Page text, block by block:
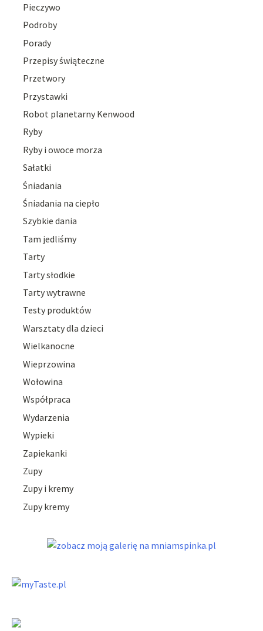
Pieczywo
Podroby
Porady
Przepisy świąteczne
Przetwory
Przystawki
Robot planetarny Kenwood
Ryby
Ryby i owoce morza
Sałatki
Śniadania
Śniadania na ciepło
Szybkie dania
Tam jedliśmy
Tarty
Tarty słodkie
Tarty wytrawne
Testy produktów
Warsztaty dla dzieci
Wielkanocne
Wieprzowina
Wołowina
Współpraca
Wydarzenia
Wypieki
Zapiekanki
Zupy
Zupy i kremy
Zupy kremy